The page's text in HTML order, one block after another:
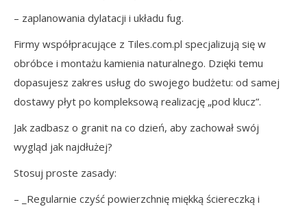
– zaplanowania dylatacji i układu fug.
Firmy współpracujące z Tiles.com.pl specjalizują się w
obróbce i montażu kamienia naturalnego. Dzięki temu
dopasujesz zakres usług do swojego budżetu: od samej
dostawy płyt po kompleksową realizację „pod klucz”.
Jak zadbasz o granit na co dzień, aby zachował swój
wygląd jak najdłużej?
Stosuj proste zasady:
– _Regularnie czyść powierzchnię miękką ściereczką i